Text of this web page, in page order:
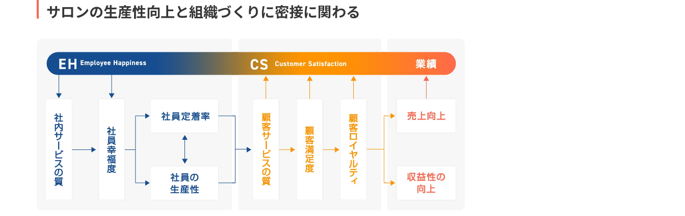
サロンの生産性向上と組織づくりに密接に関わる